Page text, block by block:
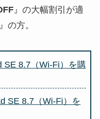
』の大幅割引が適
の方。
SE 8.7（Wi-Fi）を購
SE 8.7（Wi-Fi）を